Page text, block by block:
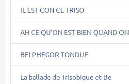
IL EST CON CE TRISO
AH CE QU'ON EST BIEN QUAND ON
BELPHEGOR TONDUE
La ballade de Trisobique et Be